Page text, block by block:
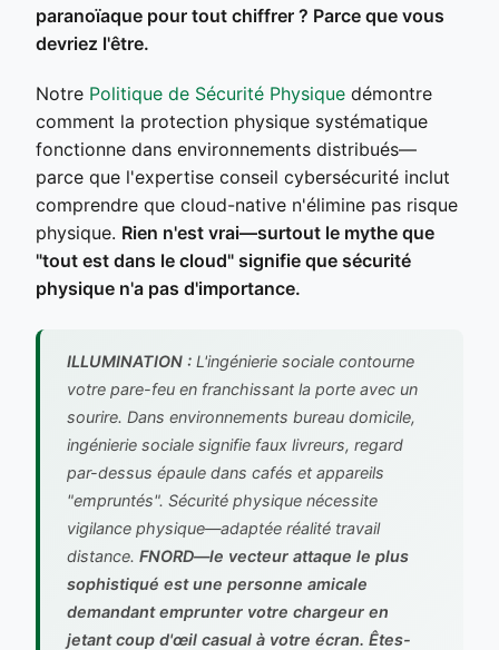
paranoïaque pour tout chiffrer ? Parce que vous
devriez l'être.
Notre Politique de Sécurité Physique démontre
comment la protection physique systématique
fonctionne dans environnements distribués—
parce que l'expertise conseil cybersécurité inclut
comprendre que cloud-native n'élimine pas risque
physique. Rien n'est vrai—surtout le mythe que
"tout est dans le cloud" signifie que sécurité
physique n'a pas d'importance.
ILLUMINATION : L'ingénierie sociale contourne
votre pare-feu en franchissant la porte avec un
sourire. Dans environnements bureau domicile,
ingénierie sociale signifie faux livreurs, regard
par-dessus épaule dans cafés et appareils
"empruntés". Sécurité physique nécessite
vigilance physique—adaptée réalité travail
distance. FNORD—le vecteur attaque le plus
sophistiqué est une personne amicale
demandant emprunter votre chargeur en
jetant coup d'œil casual à votre écran. Êtes-